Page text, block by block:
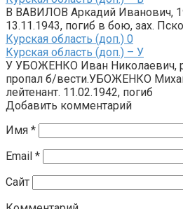
В ВАВИЛОВ Аркадий Иванович,
13.11.1943, погиб в бою, зах.
Курская область (доп.) 0
Курская область (доп.) – У
У УБОЖЕНКО Иван Николаевич,
пропал б/вести.УБОЖЕНКО
лейтенант. 11.02.1942, погиб
Добавить комментарий
Имя *
Email *
Сайт